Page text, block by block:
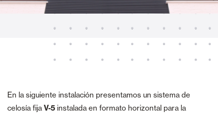
En la siguiente instalación presentamos un sistema de
celosía fija V-5 instalada en formato horizontal para la